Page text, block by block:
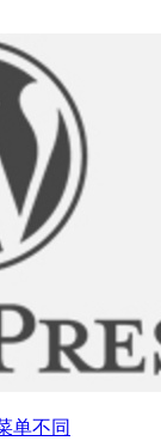
单不同